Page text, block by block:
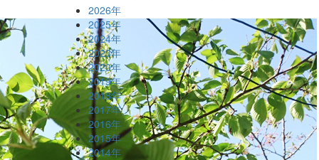
2026年
2025年
2024年
2023年
2020年
2019年
2018年
2017年
2016年
2015年
2014年